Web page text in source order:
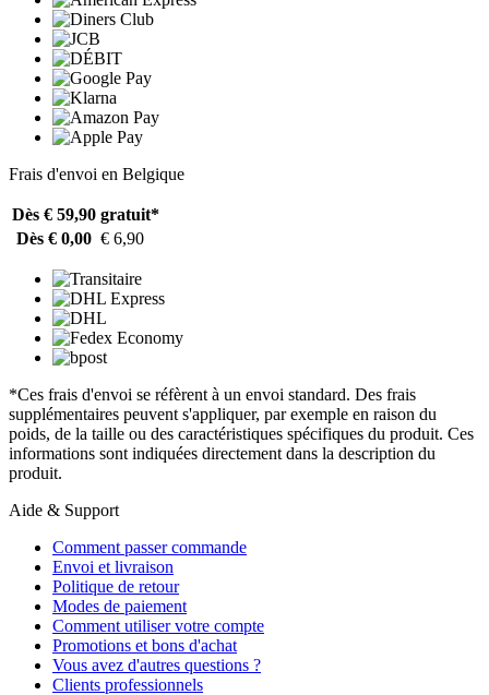
Frais d'envoi en Belgique
Dès € 59,90 gratuit*
Dès € 0,00 € 6,90
*Ces frais d'envoi se réfèrent à un envoi standard. Des frais
supplémentaires peuvent s'appliquer, par exemple en raison du
poids, de la taille ou des caractéristiques spécifiques du produit. Ces
informations sont indiquées directement dans la description du
produit.
Aide & Support
Comment passer commande
Envoi et livraison
Politique de retour
Modes de paiement
Comment utiliser votre compte
Promotions et bons d'achat
Vous avez d'autres questions ?
Clients professionnels